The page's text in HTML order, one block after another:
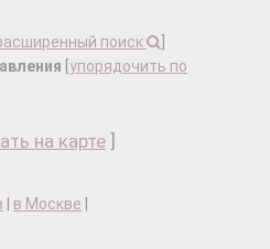
поиск
упорядочить по
на карте
в Москве